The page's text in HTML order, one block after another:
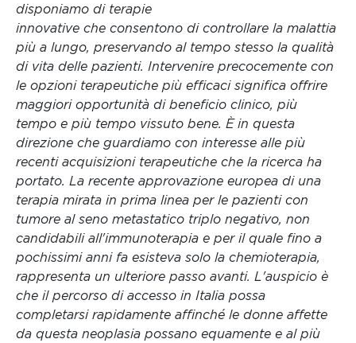
disponiamo di terapie
innovative che consentono di controllare la malattia
più a lungo, preservando al tempo stesso la qualità
di vita delle pazienti. Intervenire precocemente con
le opzioni terapeutiche più efficaci significa offrire
maggiori opportunità di beneficio clinico, più
tempo e più tempo vissuto bene. È in questa
direzione che guardiamo con interesse alle più
recenti acquisizioni terapeutiche che la ricerca ha
portato. La recente approvazione europea di una
terapia mirata in prima linea per le pazienti con
tumore al seno metastatico triplo negativo, non
candidabili all'immunoterapia e per il quale fino a
pochissimi anni fa esisteva solo la chemioterapia,
rappresenta un ulteriore passo avanti. L'auspicio è
che il percorso di accesso in Italia possa
completarsi rapidamente affinché le donne affette
da questa neoplasia possano equamente e al più